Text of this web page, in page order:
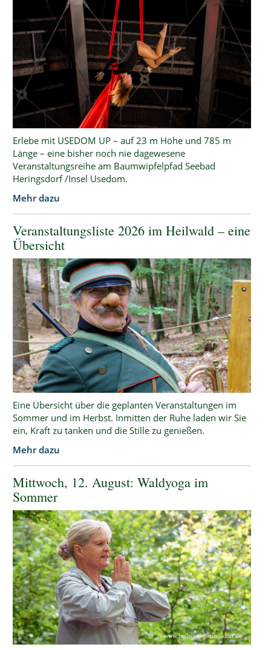
Erlebe mit USEDOM UP – auf 23 m Höhe und 785 m
Länge – eine bisher noch nie dagewesene
Veranstaltungsreihe am Baumwipfelpfad Seebad
Heringsdorf /Insel Usedom.
Mehr dazu
Veranstaltungsliste 2026 im Heilwald – eine
Übersicht
Eine Übersicht über die geplanten Veranstaltungen im
Sommer und im Herbst. Inmitten der Ruhe laden wir Sie
ein, Kraft zu tanken und die Stille zu genießen.
Mehr dazu
Mittwoch, 12. August: Waldyoga im
Sommer